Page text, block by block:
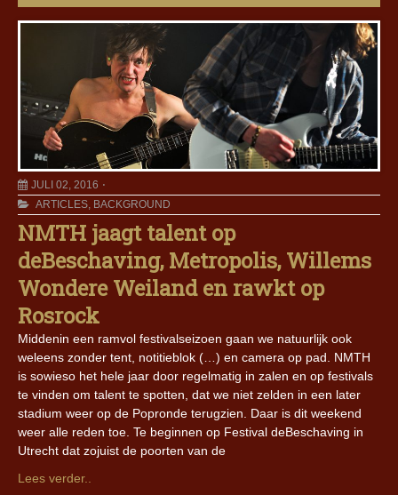
JULI 02, 2016
ARTICLES, BACKGROUND
NMTH jaagt talent op
deBeschaving, Metropolis, Willems
Wondere Weiland en rawkt op
Rosrock
Middenin een ramvol festivalseizoen gaan we natuurlijk ook
weleens zonder tent, notitieblok (…) en camera op pad. NMTH
is sowieso het hele jaar door regelmatig in zalen en op festivals
te vinden om talent te spotten, dat we niet zelden in een later
stadium weer op de Popronde terugzien. Daar is dit weekend
weer alle reden toe. Te beginnen op Festival deBeschaving in
Utrecht dat zojuist de poorten van de
Lees verder..